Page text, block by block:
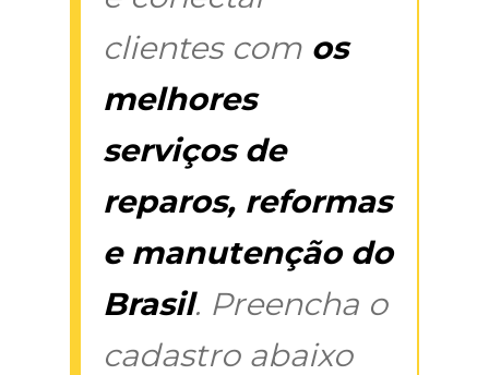
clientes com os
melhores
serviços de
reparos, reformas
e manutenção do
Brasil. Preencha o
cadastro abaixo